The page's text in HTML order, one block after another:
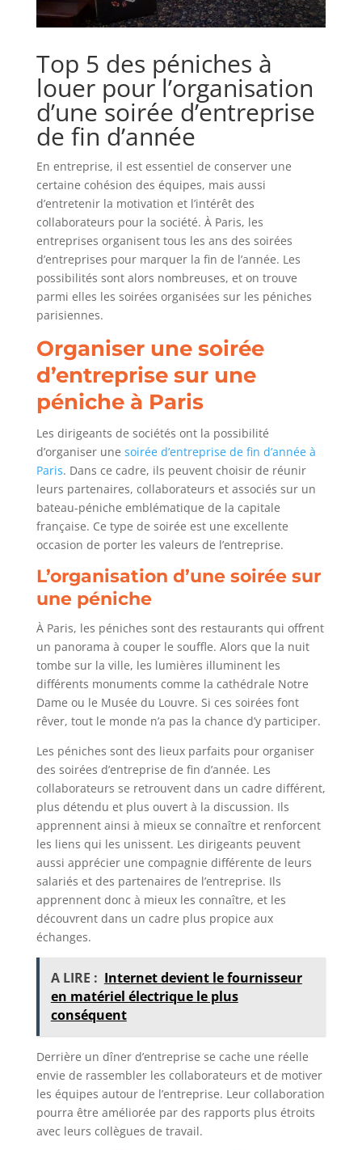
Top 5 des péniches à
louer pour l’organisation
d’une soirée d’entreprise
de fin d’année
En entreprise, il est essentiel de conserver une
certaine cohésion des équipes, mais aussi
d’entretenir la motivation et l’intérêt des
collaborateurs pour la société. À Paris, les
entreprises organisent tous les ans des soirées
d’entreprises pour marquer la fin de l’année. Les
possibilités sont alors nombreuses, et on trouve
parmi elles les soirées organisées sur les péniches
parisiennes.
Organiser une soirée
d’entreprise sur une
péniche à Paris
Les dirigeants de sociétés ont la possibilité
d’organiser une soirée d’entreprise de fin d’année à
Paris. Dans ce cadre, ils peuvent choisir de réunir
leurs partenaires, collaborateurs et associés sur un
bateau-péniche emblématique de la capitale
française. Ce type de soirée est une excellente
occasion de porter les valeurs de l’entreprise.
L’organisation d’une soirée sur
une péniche
À Paris, les péniches sont des restaurants qui offrent
un panorama à couper le souffle. Alors que la nuit
tombe sur la ville, les lumières illuminent les
différents monuments comme la cathédrale Notre
Dame ou le Musée du Louvre. Si ces soirées font
rêver, tout le monde n’a pas la chance d’y participer.
Les péniches sont des lieux parfaits pour organiser
des soirées d’entreprise de fin d’année. Les
collaborateurs se retrouvent dans un cadre différent,
plus détendu et plus ouvert à la discussion. Ils
apprennent ainsi à mieux se connaître et renforcent
les liens qui les unissent. Les dirigeants peuvent
aussi apprécier une compagnie différente de leurs
salariés et des partenaires de l’entreprise. Ils
apprennent donc à mieux les connaître, et les
découvrent dans un cadre plus propice aux
échanges.
A LIRE : Internet devient le fournisseur
en matériel électrique le plus
conséquent
Derrière un dîner d’entreprise se cache une réelle
envie de rassembler les collaborateurs et de motiver
les équipes autour de l’entreprise. Leur collaboration
pourra être améliorée par des rapports plus étroits
avec leurs collègues de travail.